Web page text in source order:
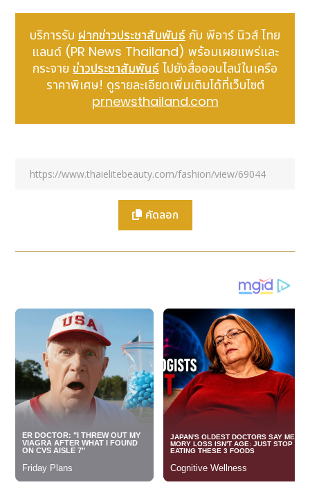
ผลกระทบกันมาหลายปี เนื่องจากกำลังซื้อผู้บริโภคทั่วโลก
ได้ชะลอตัวลงตามสภาพเศรษฐกิจ ทำให้การสั่งซื้อสินค้า
จากผู้ผลิตลดน้อยลงไป แน่นอนว่าทำให้ความต้องการ
เครื่องมือในการผลิต ซึ่งเป็นกลุ่มสินค้าที่บริษัทฯ ทำตลาด
อยู่นั้นลดลงตามไปด้วย แต่ในขณะเดียวกันบริษัทฯ ก็
พยายามที่จะบริหารต้นทุนอย่างมีประสิทธิภาพที่สุด เพื่อที่
จะไม่ต้องปลดพนักงาน รวมถึงยังคงดำเนินธุรกิจได้อย่าง
ต่อเนื่อง
สำหรับภาพรวมอุตสาหกรรมอัญมณีและเครื่องประดับมอง
คลี่คลายกฎระเบียบและข้อจำกัดต่างๆ ทำให้ธุรกิจสามารถ
กลับมาเดินหน้าได้อีกครั้ง ทำให้เกิดความต้องการสินค้า
ขึ้นเรื่อยๆ จึงเกิดความต้องการทางด้านเครื่องมืออุปกรณ์
ด้วย เห็นได้จากคู่ค้าของบริษัทที่เริ่มกลับมาผลิตสินค้าส่ง
ออกได้มากขึ้น ทำให้บริษัทมีการเติบโตระดับสองหลักตั้งแต่
ปลายปี 2565 และคาดว่าในไตรมาสแรกของปี 2566 ก็จะ
ยังคงเติบโตในระดับสองหลักอย่างต่อเนื่องต่อไป
ด้านแนวทางในการดำเนินธุรกิจในปี 2566 นี้ จะยังให้
ความสำคัญกับตลาดภายในประเทศ และตลาดต่างประเทศ
ที่เข้าไปทำตลาดก่อนหน้า โดยเฉพาะในเรื่องของการออก
สินค้าใหม่ ที่จะตอบโจทย์ความต้องการของผู้ผลิต และช่วย
ให้การผลิตมีประสิทธิภาพที่ดีมากยิ่งขึ้นผ่านเทคโนโลยีที่
ใหม่และดีกว่าเดิม ซึ่งบริษัทฯ เตรียมที่จะนำเสนอสินค้าใหม่
ออกสู่ตลาดด้วยกันหลายรุ่น อาทิเช่น
บริการรับ ฝากข่าวประชาสัมพันธ์ กับ พีอาร์ นิวส์ ไทย
แลนด์ (PR News Thailand) พร้อมเผยแพร่และ
กระจาย ข่าวประชาสัมพันธ์ ไปยังสื่อออนไลน์ในเครือ
ราคาพิเศษ! ดูรายละเอียดเพิ่มเติมได้ที่เว็บไซต์
prnewsthailand.com
คัดลอก